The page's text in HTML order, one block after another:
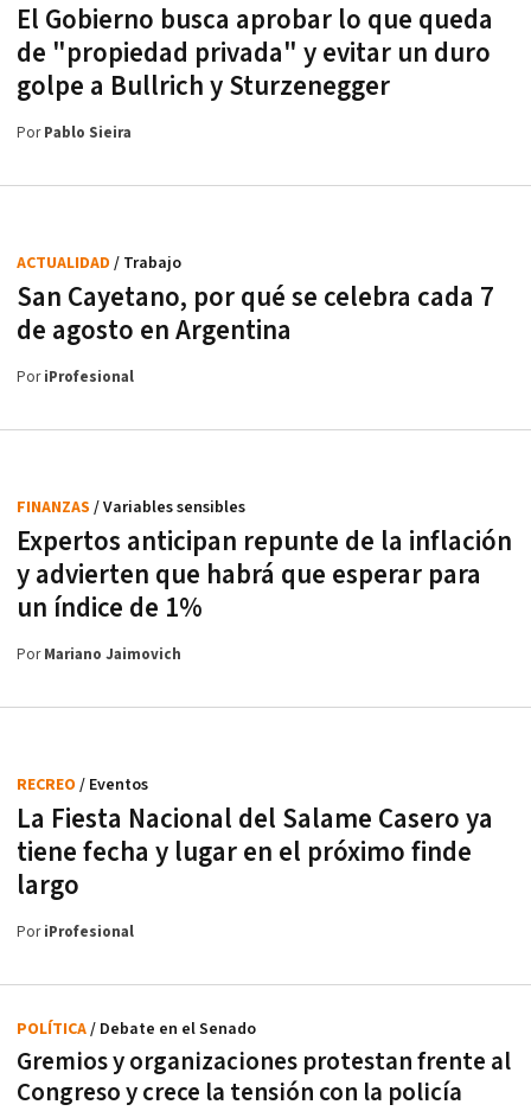
El Gobierno busca aprobar lo que queda
de "propiedad privada" y evitar un duro
golpe a Bullrich y Sturzenegger
PorPablo Sieira
San Cayetano, por qué se celebra cada 7
de agosto en Argentina
ACTUALIDAD / Trabajo
PoriProfesional
Expertos anticipan repunte de la inflación
y advierten que habrá que esperar para
un índice de 1%
FINANZAS / Variables sensibles
PorMariano Jaimovich
La Fiesta Nacional del Salame Casero ya
tiene fecha y lugar en el próximo finde
largo
RECREO / Eventos
PoriProfesional
Gremios y organizaciones protestan frente al
Congreso y crece la tensión con la policía
POLÍTICA/ Debate en el Senado